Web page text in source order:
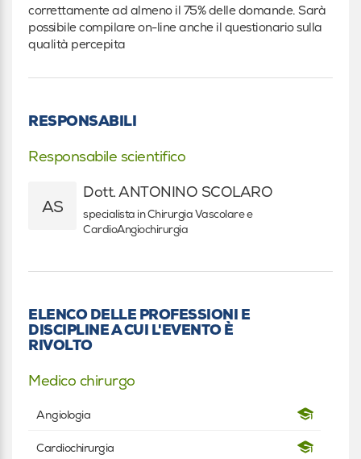
correttamente ad almeno il 75% delle domande. Sarà
possibile compilare on-line anche il questionario sulla
qualità percepita
RESPONSABILI
Responsabile scientifico
AS
Dott. ANTONINO SCOLARO
specialista in Chirurgia Vascolare e
CardioAngiochirurgia
ELENCO DELLE PROFESSIONI E
DISCIPLINE A CUI L'EVENTO È
RIVOLTO
Medico chirurgo
Angiologia
Cardiochirurgia